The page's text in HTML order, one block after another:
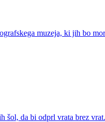
muzeja, ki jih bo
šol, da bi odprl vrata brez